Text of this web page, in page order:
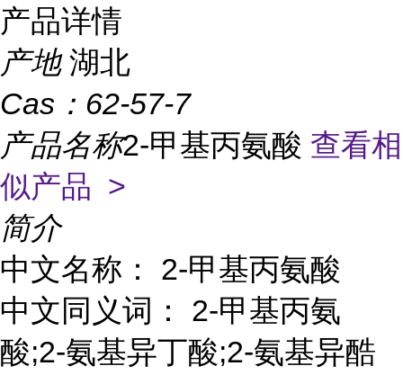
产品详情
产地 湖北
Cas： 62-57-7
产品名称2-甲基丙氨酸 查看相
似产品 >
简介
中文名称： 2-甲基丙氨酸
中文同义词： 2-甲基丙氨
酸;2-氨基异丁酸;2-氨基异酷